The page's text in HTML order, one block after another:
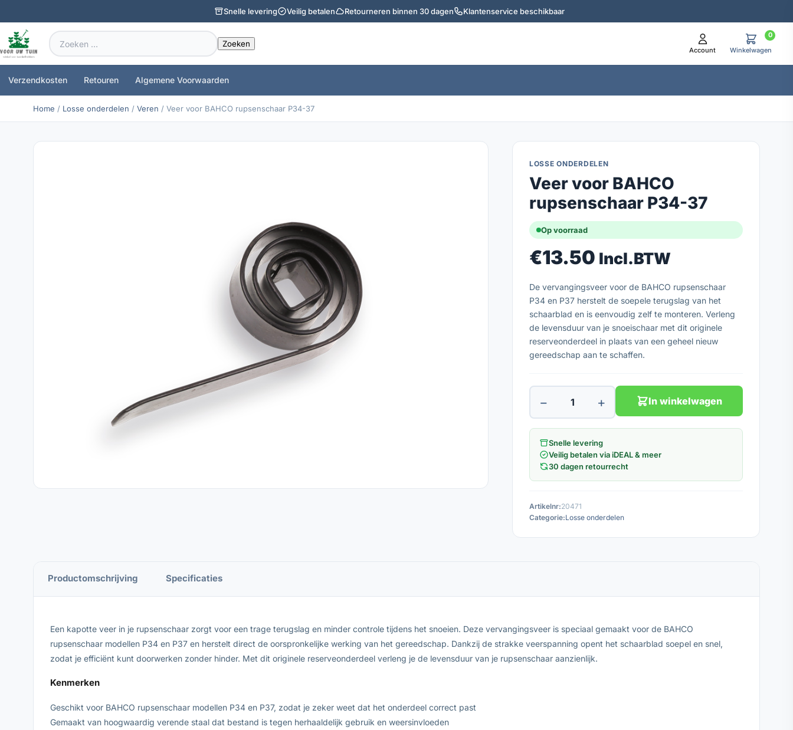
Snelle levering Veilig betalen Retourneren binnen 30 dagen Klantenservice beschikbaar
Zoeken
naar:
Account
0
Winkelwagen
Verzendkosten Retouren Algemene Voorwaarden
Home / Losse onderdelen / Veren / Veer voor BAHCO rupsenschaar P34-37
LOSSE ONDERDELEN
Veer voor BAHCO
rupsenschaar P34-37
Op voorraad
€13.50 Incl.BTW
De vervangingsveer voor de BAHCO rupsenschaar
P34 en P37 herstelt de soepele terugslag van het
schaarblad en is eenvoudig zelf te monteren. Verleng
de levensduur van je snoeischaar met dit originele
reserveonderdeel in plaats van een geheel nieuw
gereedschap aan te schaffen.
− + In winkelwagen
Snelle levering
Veilig betalen via iDEAL & meer
30 dagen retourrecht
Artikelnr:20471
Categorie:Losse onderdelen
Productomschrijving Specificaties
Een kapotte veer in je rupsenschaar zorgt voor een trage terugslag en minder controle tijdens het snoeien. Deze vervangingsveer is speciaal gemaakt voor de BAHCO
rupsenschaar modellen P34 en P37 en herstelt direct de oorspronkelijke werking van het gereedschap. Dankzij de strakke veerspanning opent het schaarblad soepel en snel,
zodat je efficiënt kunt doorwerken zonder hinder. Met dit originele reserveonderdeel verleng je de levensduur van je rupsenschaar aanzienlijk.
Kenmerken
Geschikt voor BAHCO rupsenschaar modellen P34 en P37, zodat je zeker weet dat het onderdeel correct past
Gemaakt van hoogwaardig verende staal dat bestand is tegen herhaaldelijk gebruik en weersinvloeden